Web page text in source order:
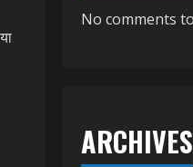
No comments
ARCHIVES